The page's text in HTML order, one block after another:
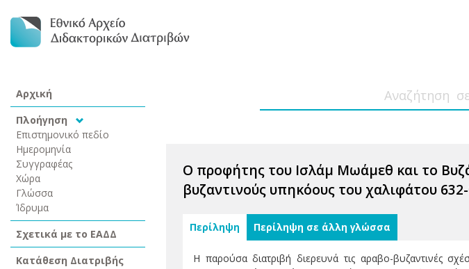
Αρχική
Πλοήγηση
Επιστημονικό πεδίο
Ημερομηνία
Συγγραφέας
Χώρα
Γλώσσα
Ίδρυμα
Σχετικά με το ΕΑΔΔ
Κατάθεση Διατριβής
Ο προφήτης του Ισλάμ Μωάμεθ και το
βυζαντινούς υπηκόους του χαλιφάτου
Περίληψη Περίληψη σε άλλη γλώσσα
Η παρούσα διατριβή διερευνά τις αραβο-βυζαντινές